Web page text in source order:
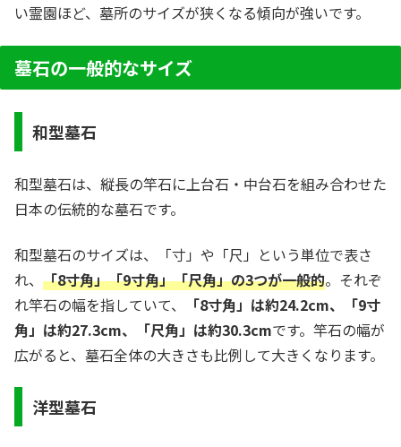
い霊園ほど、墓所のサイズが狭くなる傾向が強いです。
墓石の一般的なサイズ
和型墓石
和型墓石は、縦長の竿石に上台石・中台石を組み合わせた
日本の伝統的な墓石です。
和型墓石のサイズは、「寸」や「尺」という単位で表さ
れ、 「8寸角」「9寸角」「尺角」の3つが一般的。それぞ
れ竿石の幅を指していて、
「8寸角」は約24.2cm、「9寸
角」は約27.3cm、「尺角」は約30.3cmです。竿石の幅が
広がると、墓石全体の大きさも比例して大きくなります。
洋型墓石